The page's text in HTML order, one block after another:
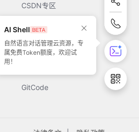
CSDN专区
开源中国
51CTO
GitCode
AI Shell
自然语言对话管理云资源，专
属免费Token额度，欢迎试
用！